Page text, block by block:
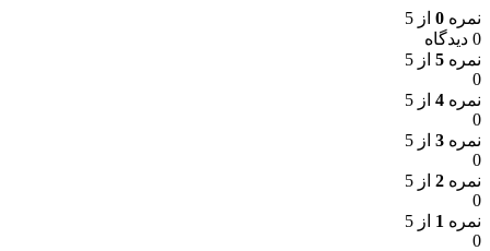
نمره 0 از 5
0 دیدگاه
نمره 5 از 5
0
نمره 4 از 5
0
نمره 3 از 5
0
نمره 2 از 5
0
نمره 1 از 5
0